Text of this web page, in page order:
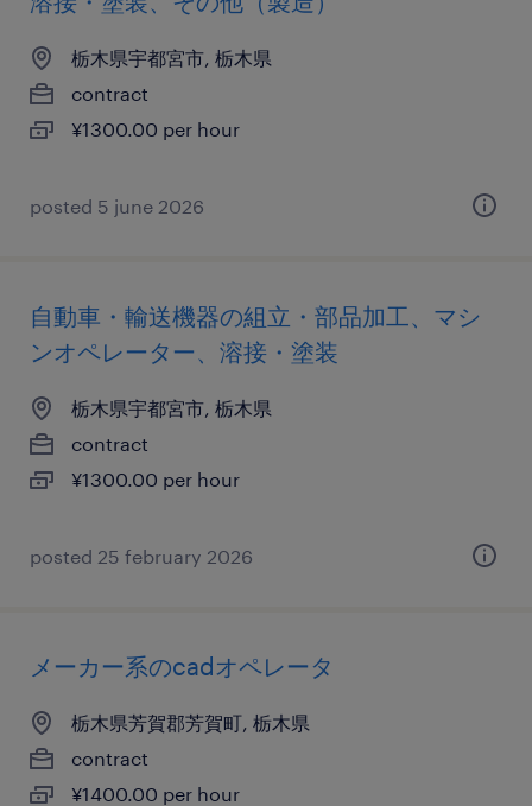
栃木県宇都宮市, 栃木県
contract
¥1300.00 per hour
posted 5 june 2026
自動車・輸送機器の組立・部品加工、マシ
ンオペレーター、溶接・塗装
栃木県宇都宮市, 栃木県
contract
¥1300.00 per hour
posted 25 february 2026
メーカー系のcadオペレータ
栃木県芳賀郡芳賀町, 栃木県
contract
¥1400.00 per hour